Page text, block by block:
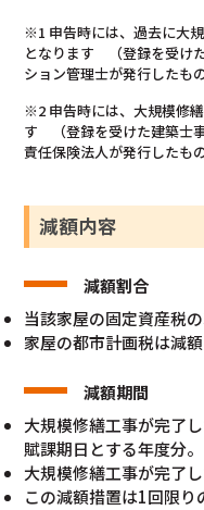
※1 申告時には、過去に大
となります （登録を受け
ション管理士が発行したもの
※2 申告時には、大規模修
す （登録を受けた建築士
責任保険法人が発行したもの
減額内容
減額割合
当該家屋の固定資産税
家屋の都市計画税は減額
減額期間
大規模修繕工事が完了
賦課期日とする年度分。
大規模修繕工事が完了
この減額措置は1回限り